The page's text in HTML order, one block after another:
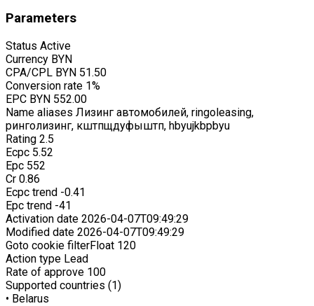
Parameters
Status Active
Currency BYN
CPA/CPL BYN 51.50
Conversion rate 1%
EPC BYN 552.00
Name aliases Лизинг автомобилей, ringoleasing,
ринголизинг, кштпщдуфыштп, hbyujkbpbyu
Rating 2.5
Ecpc 5.52
Epc 552
Cr 0.86
Ecpc trend -0.41
Epc trend -41
Activation date 2026-04-07T09:49:29
Modified date 2026-04-07T09:49:29
Goto cookie filterFloat 120
Action type Lead
Rate of approve 100
Supported countries (1)
• Belarus